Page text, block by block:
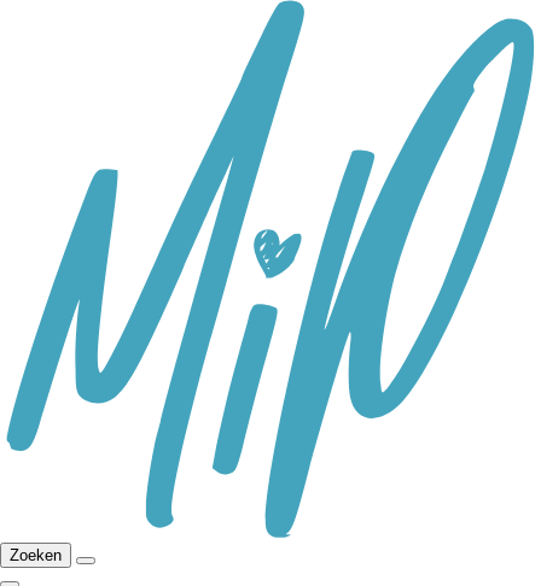
Zoeken